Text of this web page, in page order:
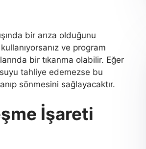
bir arıza olduğunu
ve program
bir tıkanma olabilir. Eğer
tahliye edemezse bu
sönmesini sağlayacaktır.
İşareti